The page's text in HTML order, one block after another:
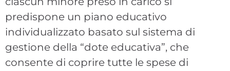
predispone un piano educativo
individualizzato basato sul sistema di
gestione della “dote educativa”, che
consente di coprire tutte le spese di